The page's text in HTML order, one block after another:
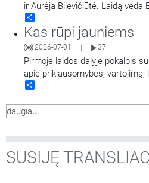
ir Aurėja Bilevičiūtė. Laidą veda
Kas rūpi jauniems
2026-07-01 37
Pirmoje laidos dalyje pokalbis
apie priklausomybes, vartojimą,
kovą. Antroje laidos dalyje
priklausomybes. Pabaigoje -
daugiau
SUSIJĘ